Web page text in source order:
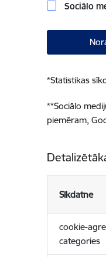
Sociālo
*Statistikas
**Sociālo
piemēram,
Sīkdatne
cookie-
categories